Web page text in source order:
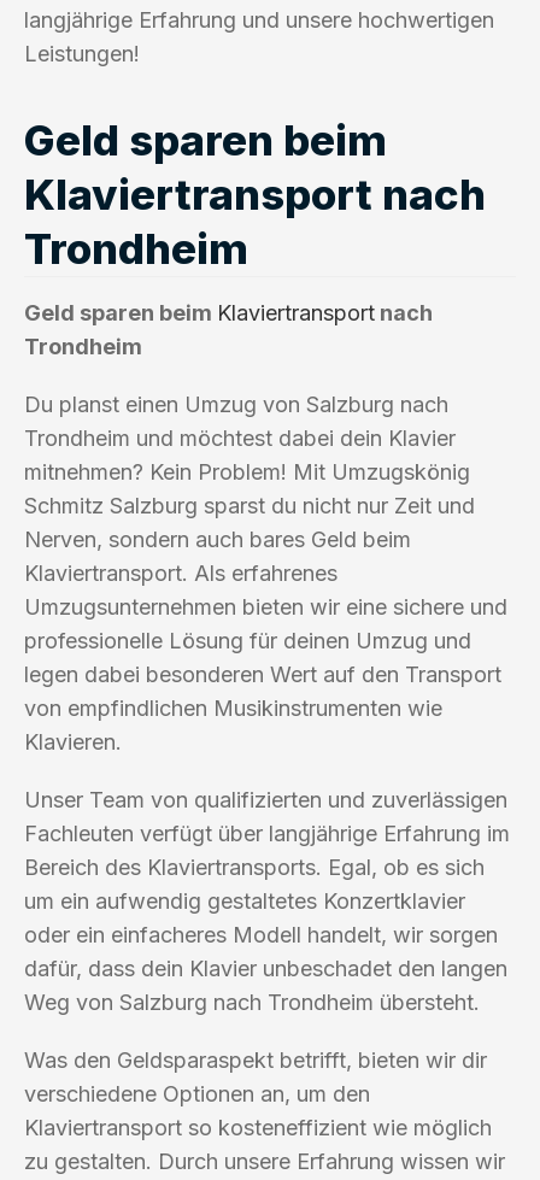
langjährige Erfahrung und unsere hochwertigen
Leistungen!
Geld sparen beim
Klaviertransport nach
Trondheim
Geld sparen beim Klaviertransport nach
Trondheim
Du planst einen Umzug von Salzburg nach
Trondheim und möchtest dabei dein Klavier
mitnehmen? Kein Problem! Mit Umzugskönig
Schmitz Salzburg sparst du nicht nur Zeit und
Nerven, sondern auch bares Geld beim
Klaviertransport. Als erfahrenes
Umzugsunternehmen bieten wir eine sichere und
professionelle Lösung für deinen Umzug und
legen dabei besonderen Wert auf den Transport
von empfindlichen Musikinstrumenten wie
Klavieren.
Unser Team von qualifizierten und zuverlässigen
Fachleuten verfügt über langjährige Erfahrung im
Bereich des Klaviertransports. Egal, ob es sich
um ein aufwendig gestaltetes Konzertklavier
oder ein einfacheres Modell handelt, wir sorgen
dafür, dass dein Klavier unbeschadet den langen
Weg von Salzburg nach Trondheim übersteht.
Was den Geldsparaspekt betrifft, bieten wir dir
verschiedene Optionen an, um den
Klaviertransport so kosteneffizient wie möglich
zu gestalten. Durch unsere Erfahrung wissen wir